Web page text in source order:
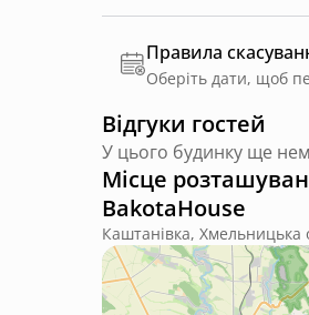
Правила
Оберіть дати, щоб
Відгуки гостей
У цього будинку ще
Місце
BakotaHouse
Каштанівка, Хмельницька